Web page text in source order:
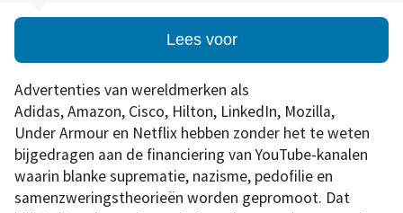
Lees voor
Advertenties van wereldmerken als
Adidas, Amazon, Cisco, Hilton, LinkedIn, Mozilla,
Under Armour en Netflix hebben zonder het te weten
bijgedragen aan de financiering van YouTube-kanalen
waarin blanke suprematie, nazisme, pedofilie en
samenzweringstheorieën worden gepromoot. Dat